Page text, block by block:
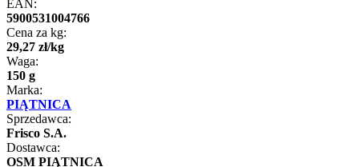
EAN:
5900531004766
Cena za kg:
29,27 zł/kg
Waga:
150 g
Marka:
PIĄTNICA
Sprzedawca:
Frisco S.A.
Dostawca:
OSM PIĄTNICA